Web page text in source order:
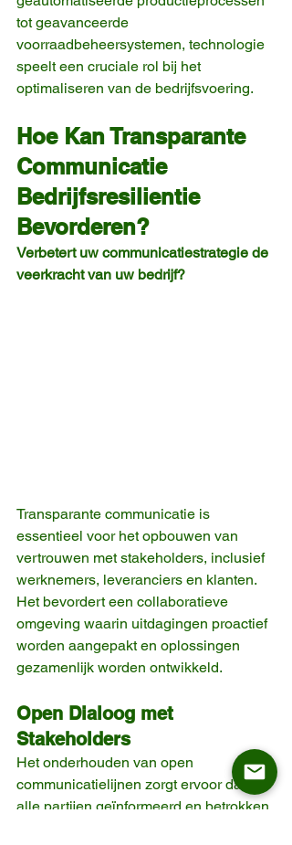
tot geavanceerde
voorraadbeheersystemen, technologie
speelt een cruciale rol bij het
optimaliseren van de bedrijfsvoering.
Hoe Kan Transparante
Communicatie
Bedrijfsresilientie
Bevorderen?
Verbetert uw communicatiestrategie de
veerkracht van uw bedrijf?
Transparante communicatie is
essentieel voor het opbouwen van
vertrouwen met stakeholders, inclusief
werknemers, leveranciers en klanten.
Het bevordert een collaboratieve
omgeving waarin uitdagingen proactief
worden aangepakt en oplossingen
gezamenlijk worden ontwikkeld.
Open Dialoog met
Stakeholders
Het onderhouden van open
communicatielijnen zorgt ervoor dat
alle partijen geïnformeerd en betrokken